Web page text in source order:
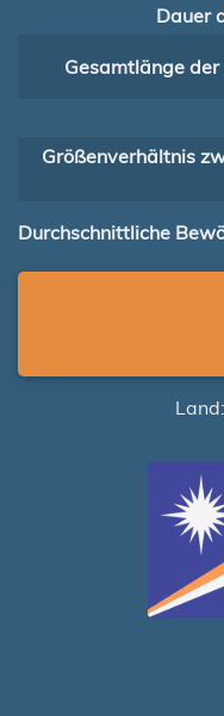
Dauer
Gesamtlänge
Größenverhältnis
Durchschnittliche
Land: